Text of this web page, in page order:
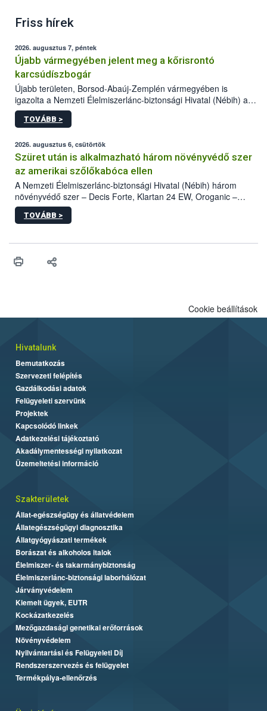
Friss hírek
2026. augusztus 7, péntek
Újabb vármegyében jelent meg a kőrisrontó
karcsúdíszbogár
Újabb területen, Borsod-Abaúj-Zemplén vármegyében is
igazolta a Nemzeti Élelmiszerlánc-biztonsági Hivatal (Nébih) a
kőrisrontó karcsúdíszbogár (Agrilus planipennis) jelenlétét. A
kártevőt nem csak színcsapdában találták meg, de már fertőzött
az intenzív felderítést, emellett az intézkedéseket a szlovák
hatósággal is összehangolják a terjedés megállítása érdekében.
TOVÁBB >
2026. augusztus 6, csütörtök
Szüret után is alkalmazható három növényvédő szer
az amerikai szőlőkabóca ellen
A Nemzeti Élelmiszerlánc-biztonsági Hivatal (Nébih) három
növényvédő szer – Decis Forte, Klartan 24 EW, Oroganic –
engedélyokiratát módosította, így azok a szüretet követően,
egészen a vesszőérettség (BBCH 91) stádiumáig
érésű szőlőkben is legyen lehetőség a károsító elleni további
felhasználók számára is elérhető és ökológiai termesztésben is
TOVÁBB >
Cookie beállítások
Hivatalunk
Bemutatkozás
Szervezeti felépítés
Gazdálkodási adatok
Felügyeleti szervünk
Projektek
Kapcsolódó linkek
Adatkezelési tájékoztató
Akadálymentességi nyilatkozat
Üzemeltetési információ
Szakterületek
Állat-egészségügy és állatvédelem
Állategészségügyi diagnosztika
Állatgyógyászati termékek
Borászat és alkoholos italok
Élelmiszer- és takarmánybiztonság
Élelmiszerlánc-biztonsági laborhálózat
Járványvédelem
Kiemelt ügyek, EUTR
Kockázatkezelés
Mezőgazdasági genetikai erőforrások
Növényvédelem
Nyilvántartási és Felügyeleti Díj
Rendszerszervezés és felügyelet
Termékpálya-ellenőrzés